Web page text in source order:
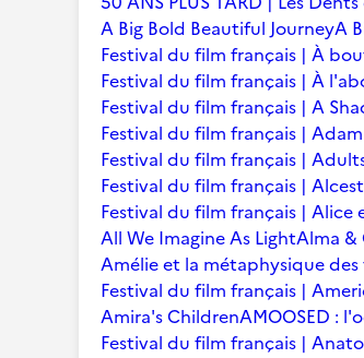
A Big Bold Beautiful JourneyA
Festival du film français | À
Festival du film français | À
Festival du film français | A
Festival du film français | Adam
Festival du film français |
Festival du film français |
Festival du film français | Alice
All We Imagine As LightAlma &
Amélie et la métaphysique des
Festival du film français |
Amira's ChildrenAMOOSED :
Festival du film français |